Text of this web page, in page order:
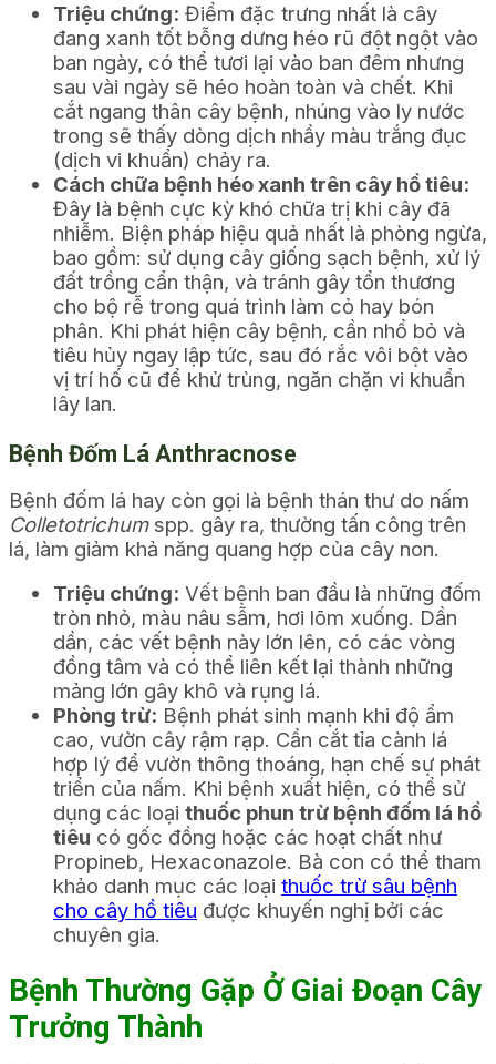
Triệu chứng: Điểm đặc trưng nhất là cây
đang xanh tốt bỗng dưng héo rũ đột ngột vào
ban ngày, có thể tươi lại vào ban đêm nhưng
sau vài ngày sẽ héo hoàn toàn và chết. Khi
cắt ngang thân cây bệnh, nhúng vào ly nước
trong sẽ thấy dòng dịch nhầy màu trắng đục
(dịch vi khuẩn) chảy ra.
Cách chữa bệnh héo xanh trên cây hồ tiêu:
Đây là bệnh cực kỳ khó chữa trị khi cây đã
nhiễm. Biện pháp hiệu quả nhất là phòng ngừa,
bao gồm: sử dụng cây giống sạch bệnh, xử lý
đất trồng cẩn thận, và tránh gây tổn thương
cho bộ rễ trong quá trình làm cỏ hay bón
phân. Khi phát hiện cây bệnh, cần nhổ bỏ và
tiêu hủy ngay lập tức, sau đó rắc vôi bột vào
vị trí hố cũ để khử trùng, ngăn chặn vi khuẩn
lây lan.
Bệnh Đốm Lá Anthracnose
Bệnh đốm lá hay còn gọi là bệnh thán thư do nấm
Colletotrichumspp. gây ra, thường tấn công trên
lá, làm giảm khả năng quang hợp của cây non.
Triệu chứng: Vết bệnh ban đầu là những đốm
tròn nhỏ, màu nâu sẫm, hơi lõm xuống. Dần
dần, các vết bệnh này lớn lên, có các vòng
đồng tâm và có thể liên kết lại thành những
mảng lớn gây khô và rụng lá.
Phòng trừ: Bệnh phát sinh mạnh khi độ ẩm
cao, vườn cây rậm rạp. Cần cắt tỉa cành lá
hợp lý để vườn thông thoáng, hạn chế sự phát
triển của nấm. Khi bệnh xuất hiện, có thể sử
dụng các loại thuốc phun trừ bệnh đốm lá hồ
tiêu có gốc đồng hoặc các hoạt chất như
Propineb, Hexaconazole. Bà con có thể tham
khảo danh mục các loại thuốc trừ sâu bệnh
cho cây hồ tiêu được khuyến nghị bởi các
chuyên gia.
Bệnh Thường Gặp Ở Giai Đoạn Cây
Trưởng Thành